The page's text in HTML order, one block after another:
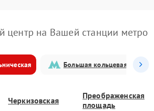
центр на Вашей станции метро
Большая кольцевая
Черкизовская
Преображенская
площадь